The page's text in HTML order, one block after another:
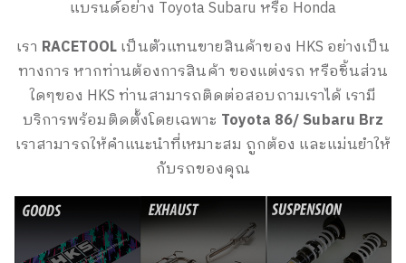
แบรนด์อย่าง Toyota Subaru หรือ Honda
เรา RACETOOLเป็นตัวแทนขายสินค้าของ HKS อย่างเป็น
ทางการ หากท่านต้องการสินค้า ของแต่งรถ หรือชิ้นส่วน
ใดๆของ HKS ท่านสามารถติดต่อสอบถามเราได้ เรามี
บริการพร้อมติดตั้งโดยเฉพาะ Toyota 86/ Subaru Brz
เราสามารถให้คำแนะนำที่เหมาะสม ถูกต้อง และแม่นยำให้
กับรถของคุณ